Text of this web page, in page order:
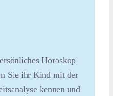
Horoskop
Sie ihr Kind mit der
kennen und